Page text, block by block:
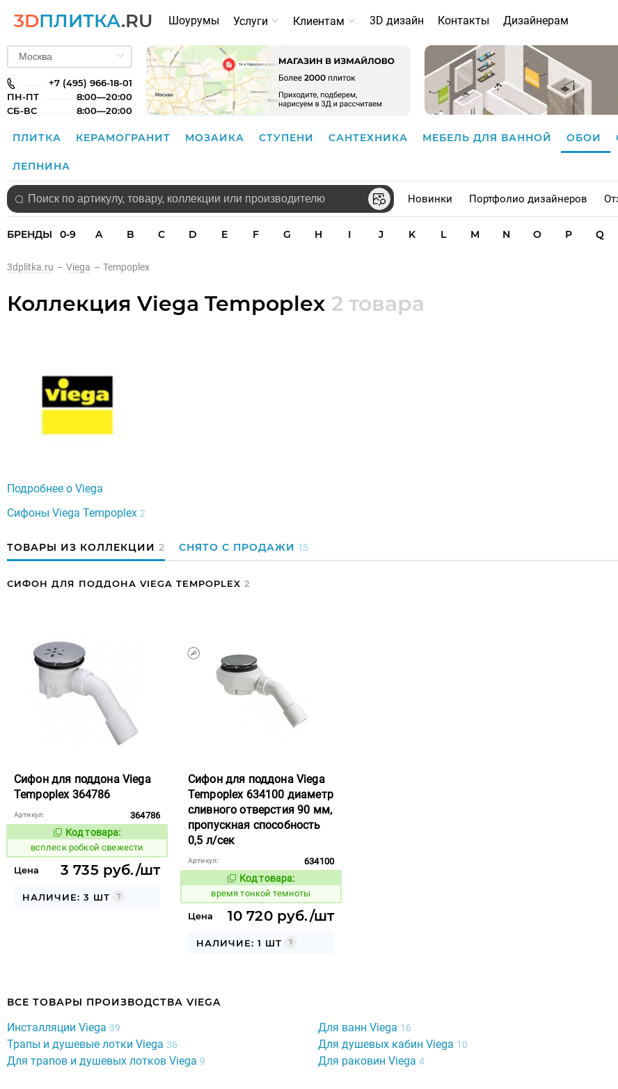
3DПЛИТКА.RU Шоурумы Услуги Клиентам 3D дизайн Контакты Дизайнерам
+7 (495) 966-18-01
ПН-ПТ
8:00—20:00
СБ-ВС
8:00—20:00
ПЛИТКА КЕРАМОГРАНИТ МОЗАИКА СТУПЕНИ САНТЕХНИКА МЕБЕЛЬ ДЛЯ ВАННОЙ ОБОИ
ЛЕПНИНА
Новинки Портфолио дизайнеров
БРЕНДЫ 0-9 A B C D E F G H I J K L M N O P Q
3dplitka.ru – Viega – Tempoplex
Коллекция Viega Tempoplex 2 товара
Подробнее о Viega
Сифоны Viega Tempoplex 2
ТОВАРЫ ИЗ КОЛЛЕКЦИИ 2 СНЯТО С ПРОДАЖИ 15
СИФОН ДЛЯ ПОДДОНА VIEGA TEMPOPLEX 2
Сифон для поддона Viega
Tempoplex 364786
Артикул:
364786
Код товара:
244208Код товара:
всплеск робкой свежести
Цена 3 735 руб./шт
НАЛИЧИЕ: 3 ШТ
Сифон для поддона Viega
Tempoplex 634100 диаметр
сливного отверстия 90 мм,
пропускная способность
0,5 л/сек
Артикул:
634100
Код товара:
231602 Код товара:
время тонкой темноты
Цена 10 720 руб./шт
НАЛИЧИЕ: 1 ШТ
ВСЕ ТОВАРЫ ПРОИЗВОДСТВА VIEGA
Инсталляции Viega 39
Трапы и душевые лотки Viega 36
Для трапов и душевых лотков Viega 9
Для ванн Viega 16
Для душевых кабин Viega 10
Для раковин Viega 4